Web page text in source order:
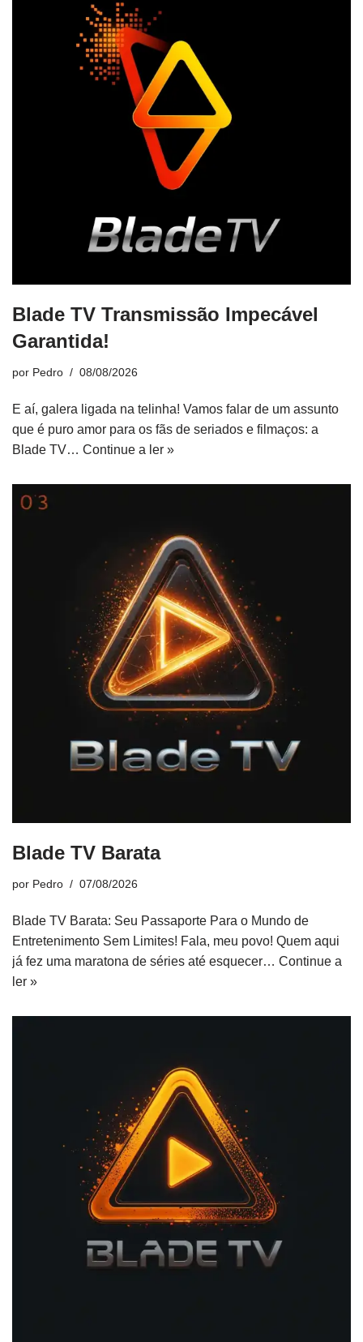
Blade TV Transmissão Impecável
Garantida!
por Pedro 08/08/2026
E aí, galera ligada na telinha! Vamos falar de um assunto
que é puro amor para os fãs de seriados e filmaços: a
Blade TV… Continue a ler »
Blade TV Barata
por Pedro 07/08/2026
Blade TV Barata: Seu Passaporte Para o Mundo de
Entretenimento Sem Limites! Fala, meu povo! Quem aqui
já fez uma maratona de séries até esquecer… Continue a
ler »